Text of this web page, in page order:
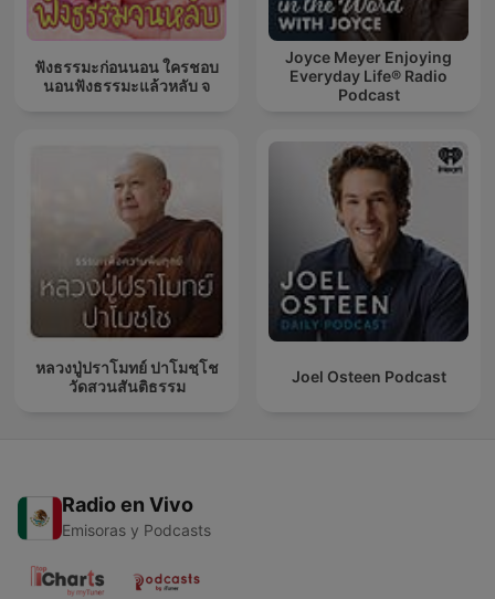
ฟังธรรมะก่อนนอน ใครชอบ
นอนฟังธรรมะแล้วหลับ จ
Joyce Meyer Enjoying
Everyday Life® Radio
Podcast
หลวงปู่ปราโมทย์ ปาโมชฺโช
วัดสวนสันติธรรม
Joel Osteen Podcast
Radio en Vivo
Emisoras y Podcasts